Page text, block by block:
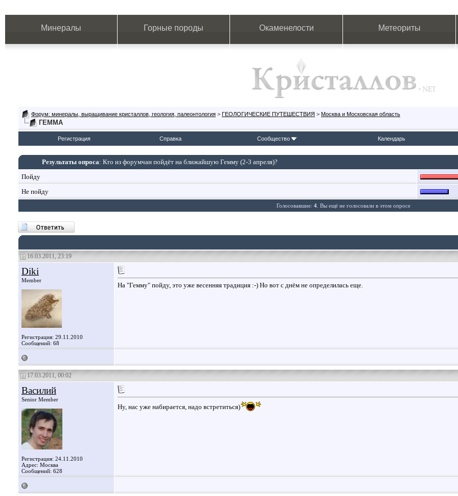
Минералы Горные породы Окаменелости Метеориты
Форум: минералы, выращивание кристаллов, геология, палеонтология > ГЕОЛОГИЧЕСКИЕ ПУТЕШЕСТВИЯ > Москва и Московская область
ГЕММА
Регистрация Справка Сообщество Календарь
Результаты опроса: Кто из форумчан пойдёт на ближайшую Гемму (2-3 апреля)?
Пойду
Не пойду
Голосовавшие: 4 . Вы ещё не голосовали в этом опросе
16.03.2011, 23:19
Diki
Member
Регистрация: 29.11.2010
Сообщений: 68
На "Гемму" пойду, это уже весенняя традиция :-) Но вот с днём не определилась еще.
17.03.2011, 00:02
Василий
Senior Member
Регистрация: 24.11.2010
Адрес: Москва
Сообщений: 628
Ну, нас уже набирается, надо встретиться)